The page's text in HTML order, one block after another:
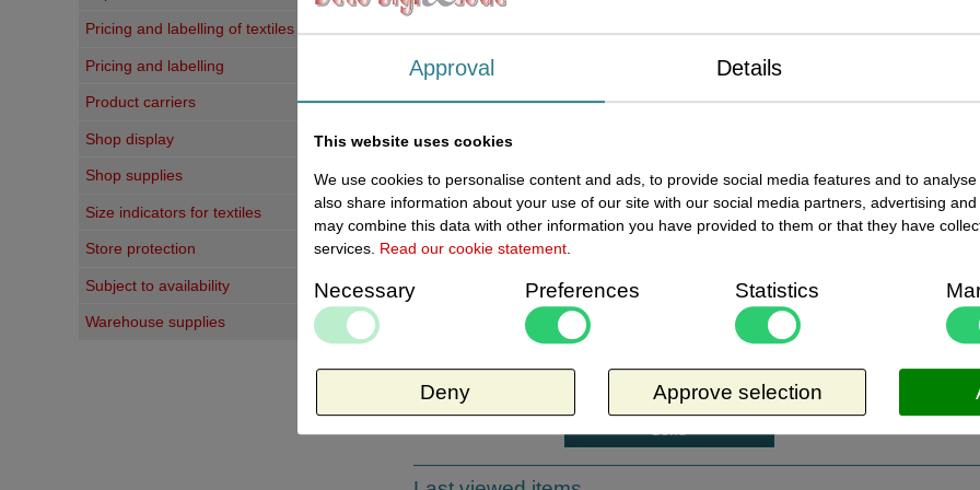
Pricing and labelling of textiles
Pricing and labelling
Product carriers
Shop display
Shop supplies
Size indicators for textiles
Store protection
Subject to availability
Warehouse supplies
Present status
In
Write a review
Your comments:
Bekijk beoordelingen
Gemiddelde score:
Approval Details
This website uses cookies
We use cookies to personalise content and ads, to provide social media features and to
also share information about your use of our site with our social media partners, advertising
may combine this data with other information you have provided to them or that they have
services. Read our cookie statement
Necessary Preferences Statistics
Deny Approve selection